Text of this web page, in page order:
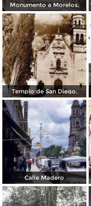
Monumento a Morelos.
Templo de San Diego.
Calle Madero